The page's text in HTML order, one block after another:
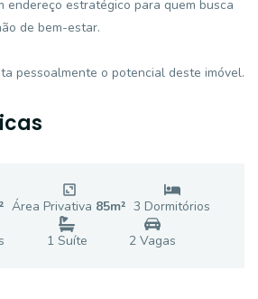
endereço estratégico para quem busca
de bem-estar.
pessoalmente o potencial deste imóvel.
Área Privativa 85m² 3 Dormitórios
1 Suíte 2Vagas